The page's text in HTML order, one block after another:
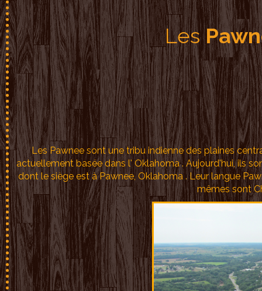
Les
Les Pawnee sont une tribu indienne des plaines
actuellement basée dans l' Oklahoma . Aujourd'hui, ils
dont le siège est à Pawnee, Oklahoma . Leur langue
mêmes sont